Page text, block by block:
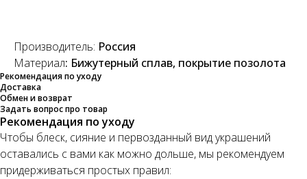
Производитель: Россия
Материал: Бижутерный сплав, покрытие позолота
Рекомендация по уходу
Доставка
Обмен и возврат
Задать вопрос про товар
Рекомендация по уходу
Чтобы блеск, сияние и первозданный вид украшений
оставались с вами как можно дольше, мы рекомендуем
придерживаться простых правил: